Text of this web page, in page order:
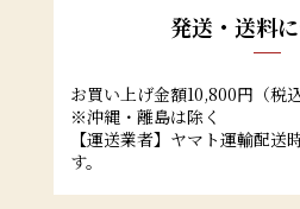
発送・送料
お買い上げ金額10,800円（税
※沖縄・離島は除く
【運送業者】ヤマト運輸配送
す。